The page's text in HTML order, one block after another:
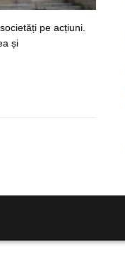
pe acțiuni.
și